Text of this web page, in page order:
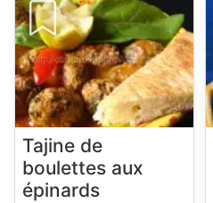
Tajine de
boulettes aux
épinards